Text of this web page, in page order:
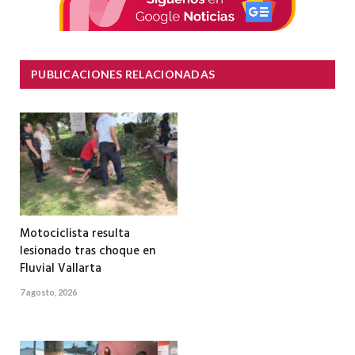
PUBLICACIONES RELACIONADAS
Motociclista resulta
lesionado tras choque en
Fluvial Vallarta
7 agosto, 2026